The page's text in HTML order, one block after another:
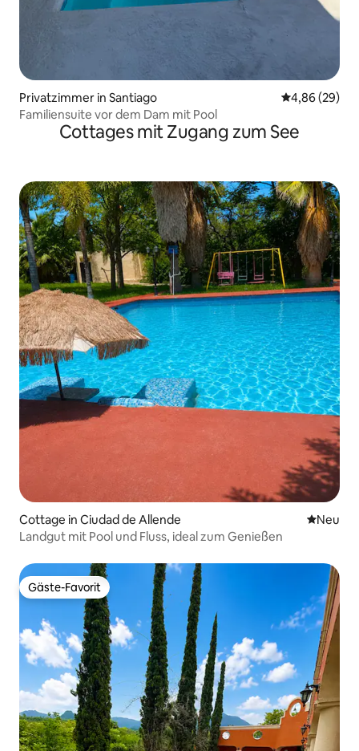
Privatzimmer in Santiago
4,86 (29)
Familiensuite vor dem Dam mit Pool
Cottages mit Zugang zum See
Cottage in Ciudad de Allende Neue
Neu
Landgut mit Pool und Fluss, ideal zum Genießen
Gäste-Favorit
Gäste-Favorit